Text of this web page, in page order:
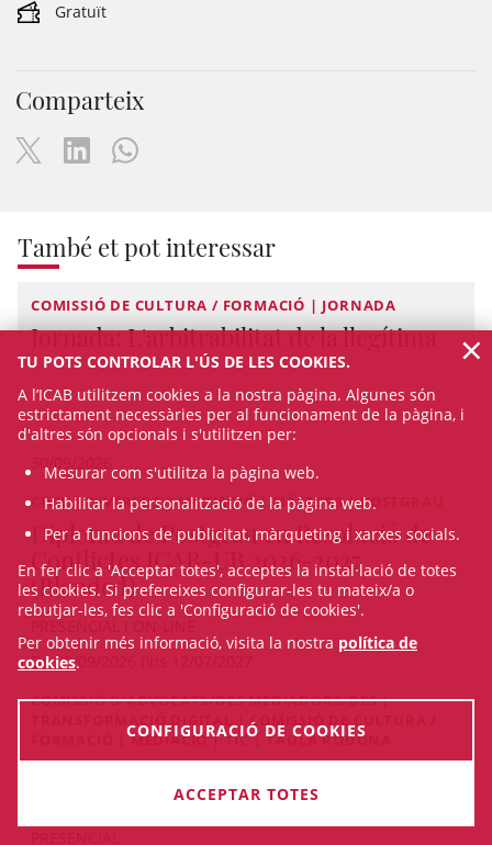
Gratuït
Comparteix
També et pot interessar
COMISSIÓ DE CULTURA / FORMACIÓ | JORNADA
Jornada: L'arbitrabilitat de la llegítima
30/09/2026
CIVIL | DIVERSOS | MEDIACIÓ | MÀSTERS | POSTGRAU
Diploma de Postgrau en Resolució de
Conflictes ICAB-UB 2026-2027
(Blended)
De 28/09/2026 fins 12/07/2027
COMISSIÓ D'ADVOCATS/DES MEDIADORS/DES |
TRANSFORMACIÓ DIGITAL | COMISSIÓ DE CULTURA /
FORMACIÓ | MEDIACIÓ | TIC | TAULA RODONA
Taula Rodona: La IA aplicada a la
resolució de conflictes
TU POTS CONTROLAR L'ÚS DE LES COOKIES.
A l’ICAB utilitzem cookies a la nostra pàgina. Algunes són
estrictament necessàries per al funcionament de la pàgina, i
d'altres són opcionals i s'utilitzen per:
Mesurar com s'utilitza la pàgina web.
Habilitar la personalització de la pàgina web.
Per a funcions de publicitat, màrqueting i xarxes socials.
En fer clic a 'Acceptar totes', acceptes la instal·lació de totes
les cookies. Si prefereixes configurar-les tu mateix/a o
rebutjar-les, fes clic a 'Configuració de cookies'.
Per obtenir més informació, visita la nostra política de
cookies.
CONFIGURACIÓ DE COOKIES
ACCEPTAR TOTES
×